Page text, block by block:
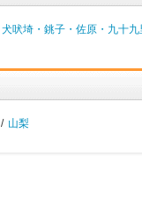
犬吠埼・銚子・佐原・九十九
/ 山梨